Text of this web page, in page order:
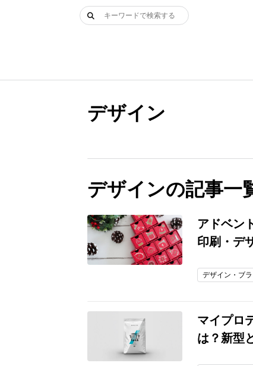
検
デザイン
デザインの記事一
アドベン
印刷・デ
デザイン・ブ
マイプロ
は？新型